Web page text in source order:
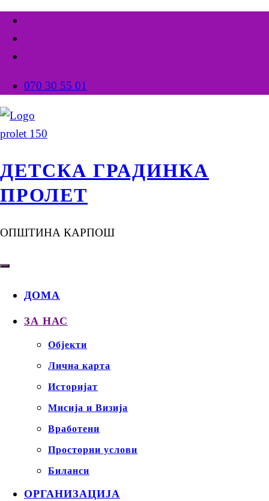
070 30 55 01
ДЕТСКА ГРАДИНКА
ПРОЛЕТ
ОПШТИНА КАРПОШ
ДОМА
ЗА НАС
Објекти
Лична карта
Историјат
Мисија и Визија
Вработени
Просторни услови
Биланси
ОРГАНИЗАЦИЈА